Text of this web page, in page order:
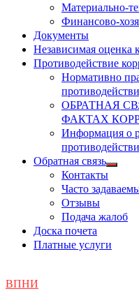
Материально-
Финансово-
Документы
Независимая оценка
Противодействие
Нормативно
ОБРАТНАЯ
ФАКТАХ
Информация о
Обратная связь
Контакты
Часто
Отзывы
Подача жалоб
Доска почета
Платные услуги
ВПНИ